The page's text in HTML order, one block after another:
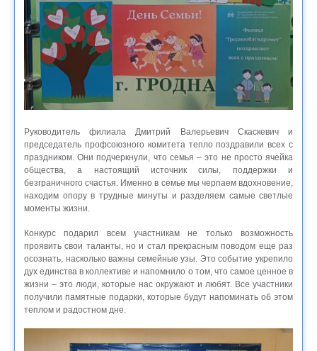
Руководитель филиала Дмитрий Валерьевич Скаскевич и
председатель профсоюзного комитета тепло поздравили всех с
праздником. Они подчеркнули, что семья – это не просто ячейка
общества, а настоящий источник силы, поддержки и
безграничного счастья. Именно в семье мы черпаем вдохновение,
находим опору в трудные минуты и разделяем самые светлые
моменты жизни.
Конкурс подарил всем участникам не только возможность
проявить свои таланты, но и стал прекрасным поводом еще раз
осознать, насколько важны семейные узы. Это событие укрепило
дух единства в коллективе и напомнило о том, что самое ценное в
жизни – это люди, которые нас окружают и любят. Все участники
получили памятные подарки, которые будут напоминать об этом
теплом и радостном дне.